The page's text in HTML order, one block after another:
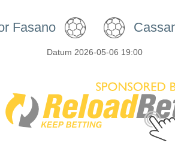
Fasano
Datum 2026-05-06 19:00